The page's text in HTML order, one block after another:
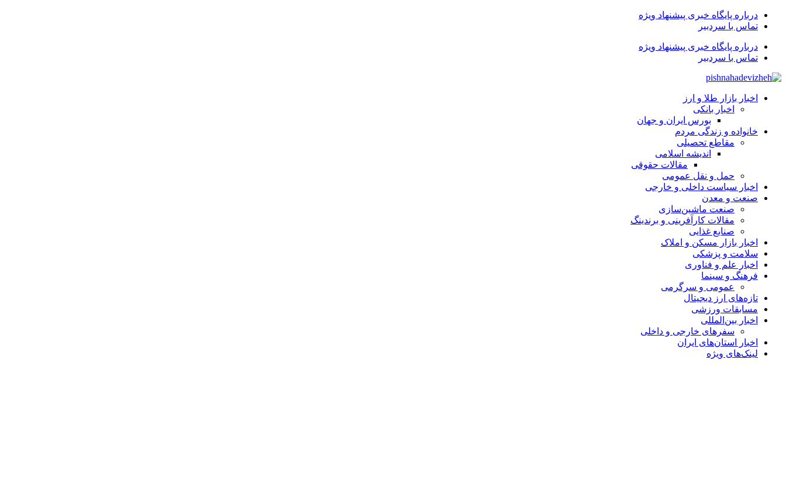
درباره پایگاه خبری پیشنهاد ویژه
تماس با سردبیر
درباره پایگاه خبری پیشنهاد ویژه
تماس با سردبیر
اخبار بازار طلا و ارز
اخبار بانکی
بورس ایران و جهان
خانواده و زندگی مردم
مقاطع تحصیلی
اندیشه اسلامی
مقالات حقوقی
حمل و نقل عمومی
اخبار سیاست داخلی و خارجی
صنعت و معدن
صنعت ماشین‌سازی
مقالات کارآفرینی و برندینگ
صنایع غذایی
اخبار بازار مسکن و املاک
سلامت و پزشکی
اخبار علم و فناوری
فرهنگ و سینما
عمومی و سرگرمی
تازه‌های ارز دیجیتال
مسابقات ورزشی
اخبار بین‌المللی
سفرهای خارجی و داخلی
اخبار استان‌های ایران
لینک‌های ویژه